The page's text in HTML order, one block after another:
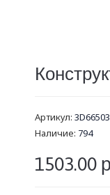
Артикул: 3D66503
Наличие: 794
1503.00